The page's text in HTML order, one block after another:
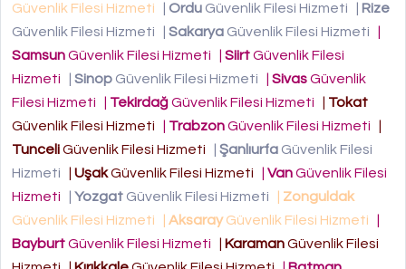
Güvenlik Filesi Hizmeti
Ordu Güvenlik Filesi Hizmeti
Rize
Güvenlik Filesi Hizmeti
Sakarya Güvenlik Filesi Hizmeti
SamsunGüvenlik Filesi Hizmeti SiirtGüvenlik Filesi
Hizmeti
Sinop Güvenlik Filesi Hizmeti SivasGüvenlik
Filesi Hizmeti
TekirdağGüvenlik Filesi Hizmeti
Tokat
Güvenlik Filesi Hizmeti
TrabzonGüvenlik Filesi Hizmeti
TunceliGüvenlik Filesi Hizmeti Şanlıurfa Güvenlik Filesi
Hizmeti
UşakGüvenlik Filesi Hizmeti VanGüvenlik Filesi
Hizmeti
Yozgat Güvenlik Filesi Hizmeti
Zonguldak
Güvenlik Filesi Hizmeti
AksarayGüvenlik Filesi Hizmeti
BayburtGüvenlik Filesi Hizmeti KaramanGüvenlik Filesi